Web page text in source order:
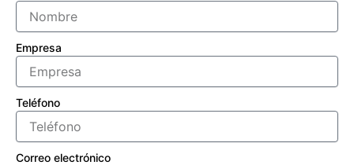
Empresa
Teléfono
Correo electrónico